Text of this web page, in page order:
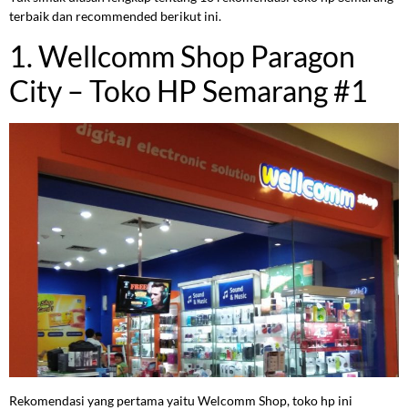
terbaik dan recommended berikut ini.
1. Wellcomm Shop Paragon
City – Toko HP Semarang #1
Rekomendasi yang pertama yaitu Welcomm Shop, toko hp ini